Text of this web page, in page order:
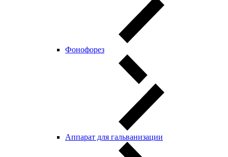
Фонофорез
Аппарат для гальванизации